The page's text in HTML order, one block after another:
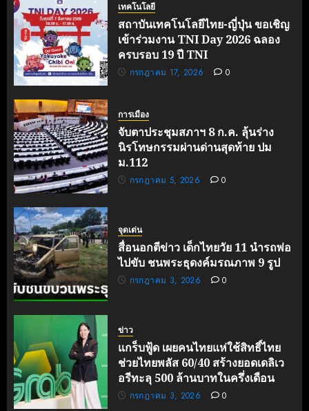
เทคโนโลยี
สถาบันเทคโนโลยีไทย-ญี่ปุ่น ขอเชิญ
เข้าร่วมงาน TNI Day 2026 ฉลอง
ครบรอบ 19 ปี TNI
กรกฎาคม 17, 2026 0
การเมือง
จับตาประชุมสภาฯ 8 ก.ค. ลุ้นร่าง
นิรโทษกรรมผ่านด่านสุดท้าย ปม
ม.112
กรกฎาคม 5, 2026 0
จุดเด่น
สื่อนอกตีข่าว เด็กไทยวัย 11 นำรถพ่อ
ไปขับ ชนพระธุดงค์มรณภาพ 9 รูป
กรกฎาคม 3, 2026 0
ข่าว
แกร็บฟู้ด เผยคนไทยแห่ใช้สิทธิ์ไทย
ช่วยไทยพลัส 60/40 สร้างยอดเดลิเว
อรีทะลุ 500 ล้านบาทในครึ่งเดือน
กรกฎาคม 3, 2026 0